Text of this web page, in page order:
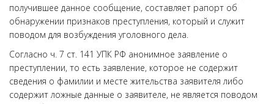
получившее данное сообщение, составляет рапорт об
обнаружении признаков преступления, который и служит
поводом для возбуждения уголовного дела.
Согласно ч. 7 ст. 141 УПК РФ анонимное заявление о
преступлении, то есть заявление, которое не содержит
сведения о фамилии и месте жительства заявителя либо
содержит ложные данные о заявителе, не является поводом